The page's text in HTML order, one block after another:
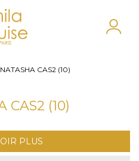
NATASHA CAS2 (10)
CAS2 (10)
PLUS